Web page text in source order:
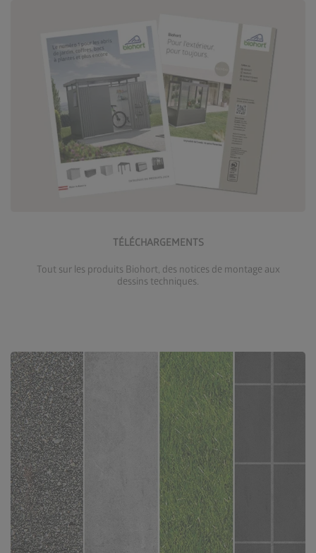
TÉLÉCHARGEMENTS
Tout sur les produits Biohort, des notices de montage aux
dessins techniques.